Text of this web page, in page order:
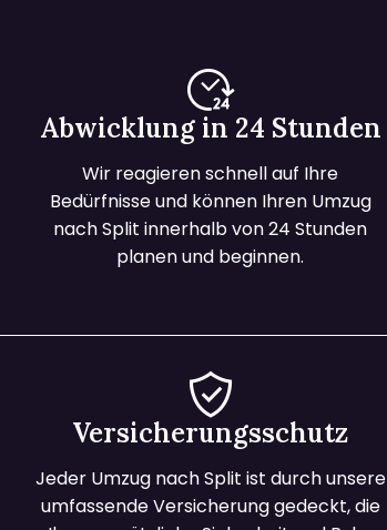
Abwicklung in 24 Stunden
Wir reagieren schnell auf Ihre
Bedürfnisse und können Ihren Umzug
nach Split innerhalb von 24 Stunden
planen und beginnen.
Versicherungsschutz
Jeder Umzug nach Split ist durch unsere
umfassende Versicherung gedeckt, die